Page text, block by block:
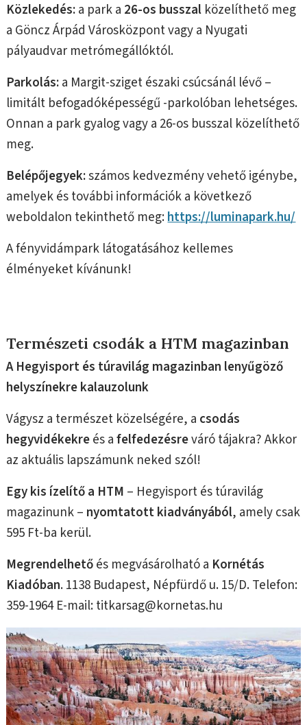
Közlekedés:a park a 26-os busszal közelíthető meg
a Göncz Árpád Városközpont vagy a Nyugati
pályaudvar metrómegállóktól.
Parkolás:a Margit-sziget északi csúcsánál lévő –
limitált befogadóképességű -parkolóban lehetséges.
Onnan a park gyalog vagy a 26-os busszal közelíthető
meg.
Belépőjegyek:számos kedvezmény vehető igénybe,
amelyek és további információk a következő
weboldalon tekinthető meg:https://luminapark.hu/
A fényvidámpark látogatásához kellemes
élményeket kívánunk!
Természeti csodák a HTM magazinban
A Hegyisport és túravilág magazinban lenyűgöző
helyszínekre kalauzolunk
Vágysz a természet közelségére, a csodás
hegyvidékekreés afelfedezésreváró tájakra? Akkor
az aktuális lapszámunk neked szól!
Egy kis ízelítő a HTM – Hegyisport és túravilág
magazinunk – nyomtatott kiadványából, amely csak
595 Ft-ba kerül.
Megrendelhetőés megvásárolható a Kornétás
Kiadóban. 1138 Budapest, Népfürdő u. 15/D. Telefon:
359-1964 E-mail: titkarsag@kornetas.hu